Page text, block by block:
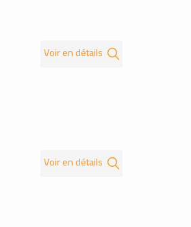
Voir en détails
Voir en détails